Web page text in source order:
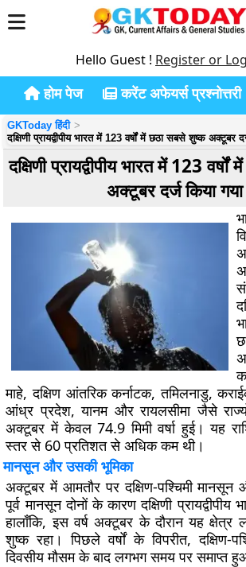
Hello Guest ! Register or
होम पेज करेंट अफेयर्स प्रश्नोत्तरी
GKToday हिंदी
दक्षिणी प्रायद्वीपीय भारत में 123 वर्षों में छठा सबसे शुष्क अक्टूबर
दक्षिणी प्रायद्वीपीय भारत में 123
अक्टूबर दर्ज किया गया
माहे, दक्षिण आंतरिक कर्नाटक, तमिलनाडु,
आंध्र प्रदेश, यानम और रायलसीमा जैसे
अक्टूबर में केवल 74.9 मिमी वर्षा हुई। यह
स्तर से 60 प्रतिशत से अधिक कम थी।
मानसून और उसकी भूमिका
अक्टूबर में आमतौर पर दक्षिण-पश्चिमी
पूर्व मानसून दोनों के कारण दक्षिणी प्रायद्वीपीय
हालाँकि, इस वर्ष अक्टूबर के दौरान यह
शुष्क रहा। पिछले वर्षों के विपरीत, दक्षिण-
दिवसीय मौसम के बाद लगभग समय पर समाप्त